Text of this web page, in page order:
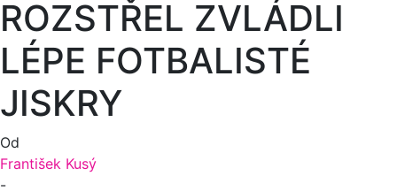
ROZSTŘEL ZVLÁDLI
LÉPE FOTBALISTÉ
JISKRY
Od
František Kusý
-